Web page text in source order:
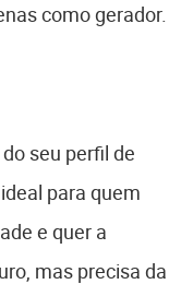
como gerador.
seu perfil de
para quem
e quer a
mas precisa da